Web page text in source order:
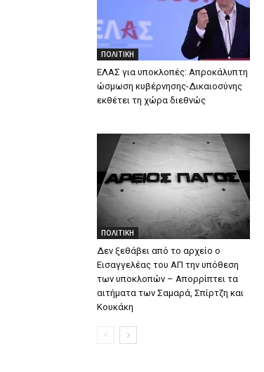
ΠΟΛΙΤΙΚΗ
ΕΛΑΣ για υποκλοπές: Απροκάλυπτη
ώσμωση κυβέρνησης-Δικαιοσύνης
εκθέτει τη χώρα διεθνώς
ΠΟΛΙΤΙΚΗ
Δεν ξεθάβει από το αρχείο ο
Εισαγγελέας του ΑΠ την υπόθεση
των υποκλοπών – Απορρίπτει τα
αιτήματα των Σαμαρά, Σπίρτζη και
Κουκάκη